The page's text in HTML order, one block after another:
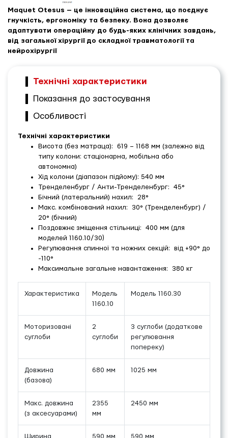
Maquet Otesus — це інноваційна система, що поєднує
гнучкість, ергономіку та безпеку. Вона дозволяє
адаптувати операційну до будь-яких клінічних завдань,
від загальної хірургії до складної травматології та
нейрохірургії
Технічні характеристики
Показання до застосування
Особливості
Технічні характеристики
Висота (без матраца): 619 – 1168 мм (залежно від
типу колони: стаціонарна, мобільна або
автономна)
Хід колони (діапазон підйому): 540 мм
Тренделенбург / Анти-Тренделенбург: 45°
Бічний (латеральний) нахил: 28°
Макс. комбінований нахил: 30° (Тренделенбург) /
20° (бічний)
Поздовжнє зміщення стільниці: 400 мм (для
моделей 1160.10/30)
Регулювання спинної та ножних секцій: від +90° до
-110°
Максимальне загальне навантаження: 380 кг
Характеристика
Модель
1160.10
Модель 1160.30
Моторизовані
суглоби
2
суглоби
3 суглоби (додаткове
регулювання
попереку)
Довжина
(базова)
680 мм 1025 мм
Макс. довжина
(з аксесуарами)
2355
мм
2450 мм
Ширина
590 мм 590 мм